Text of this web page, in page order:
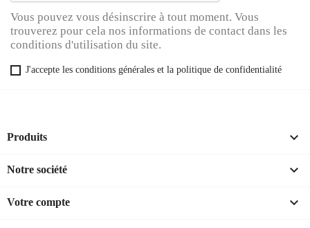
Vous pouvez vous désinscrire à tout moment. Vous
trouverez pour cela nos informations de contact dans les
conditions d'utilisation du site.
J'accepte les conditions générales et la politique de confidentialité
Produits 
Notre société 
Votre compte 